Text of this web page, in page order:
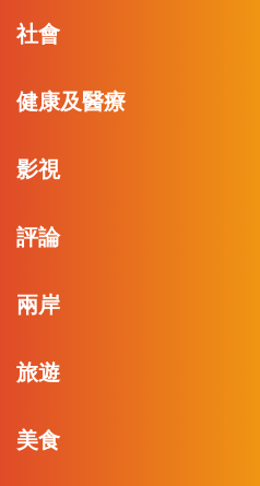
社會
健康及醫療
影視
評論
兩岸
旅遊
美食